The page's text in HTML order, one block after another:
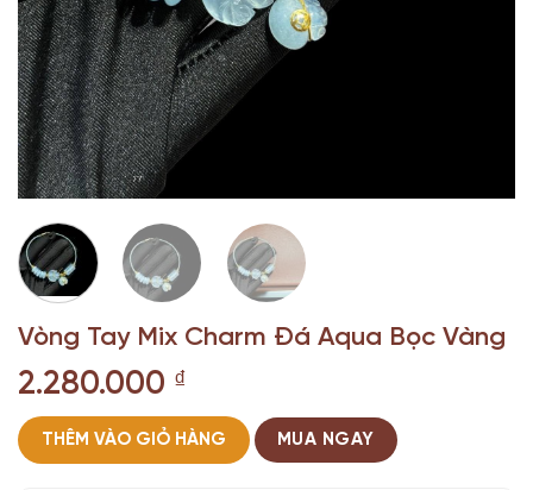
Vòng Tay Mix Charm Đá Aqua Bọc Vàng
2.280.000 ₫
THÊM VÀO GIỎ HÀNG MUA NGAY